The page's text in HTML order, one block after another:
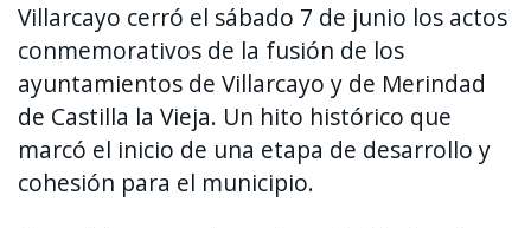
Villarcayo cerró el sábado 7 de junio los actos
conmemorativos de la fusión de los
ayuntamientos de Villarcayo y de Merindad
de Castilla la Vieja. Un hito histórico que
marcó el inicio de una etapa de desarrollo y
cohesión para el municipio.